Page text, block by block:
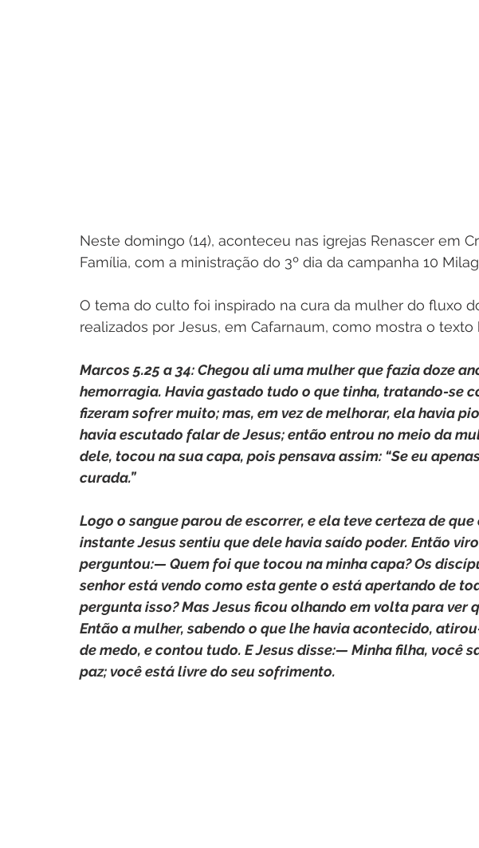
Neste domingo (14), aconteceu nas igrejas Renascer em
Família, com a ministração do 3º dia da campanha 10
O tema do culto foi inspirado na cura da mulher do fluxo
realizados por Jesus, em Cafarnaum, como mostra o texto
Marcos 5.25 a 34: Chegou ali uma mulher que fazia doze
hemorragia. Havia gastado tudo o que tinha, tratando-se
fizeram sofrer muito; mas, em vez de melhorar, ela havia
havia escutado falar de Jesus; então entrou no meio da
dele, tocou na sua capa, pois pensava assim: “Se eu
curada.”
Logo o sangue parou de escorrer, e ela teve certeza de
instante Jesus sentiu que dele havia saído poder. Então
perguntou:— Quem foi que tocou na minha capa? Os
senhor está vendo como esta gente o está apertando de
pergunta isso? Mas Jesus ficou olhando em volta para ver
Então a mulher, sabendo o que lhe havia acontecido,
de medo, e contou tudo. E Jesus disse:— Minha filha, você
paz; você está livre do seu sofrimento.